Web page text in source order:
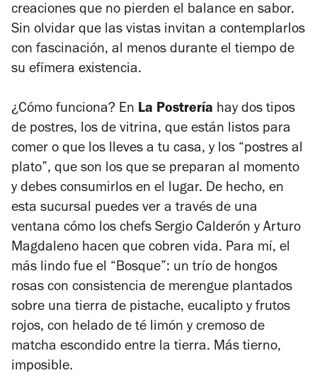
creaciones que no pierden el balance en sabor.
Sin olvidar que las vistas invitan a contemplarlos
con fascinación, al menos durante el tiempo de
su efímera existencia.
¿Cómo funciona? En La Postrería hay dos tipos
de postres, los de vitrina, que están listos para
comer o que los lleves a tu casa, y los “postres al
plato”, que son los que se preparan al momento
y debes consumirlos en el lugar. De hecho, en
esta sucursal puedes ver a través de una
ventana cómo los chefs Sergio Calderón y Arturo
Magdaleno hacen que cobren vida. Para mí, el
más lindo fue el “Bosque”: un trío de hongos
rosas con consistencia de merengue plantados
sobre una tierra de pistache, eucalipto y frutos
rojos, con helado de té limón y cremoso de
matcha escondido entre la tierra. Más tierno,
imposible.